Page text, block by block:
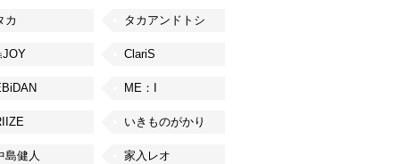
カ タカアンドトシ
ClariS
ME：I
いきものがかり
島健人 家入レオ